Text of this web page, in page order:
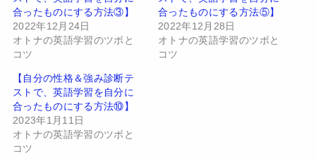
で
共
有
(
新
し
い
ウ
ィ
ン
ド
ウ
で
開
き
ま
す
に
は
ク
リ
ッ
て
く
だ
さ
い
(
新
し
合ったものにする方法③】
2022年12月24日
オトナの英語学習のツボと
コツ
合ったものにする方法⑤】
2022年12月28日
オトナの英語学習のツボと
コツ
【自分の性格＆強み診断テ
ストで、英語学習を自分に
合ったものにする方法⑩】
2023年1月11日
オトナの英語学習のツボと
コツ